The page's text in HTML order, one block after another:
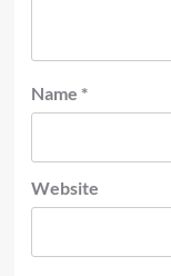
Name *
Website